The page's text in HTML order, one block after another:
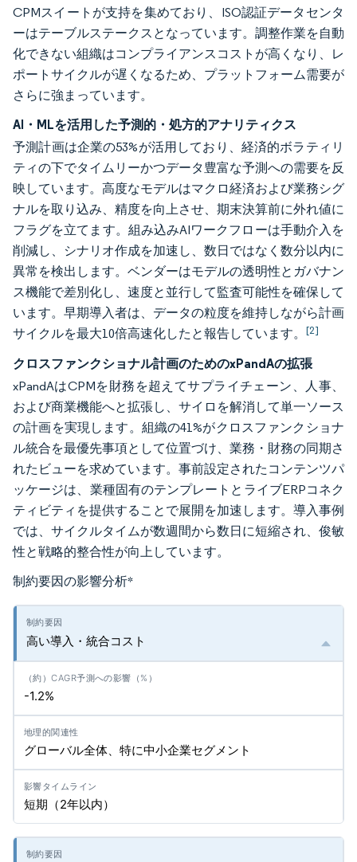
CPMスイートが支持を集めており、ISO認証データセンタ
ーはテーブルステークスとなっています。調整作業を自動
化できない組織はコンプライアンスコストが高くなり、レ
ポートサイクルが遅くなるため、プラットフォーム需要が
さらに強まっています。
AI・MLを活用した予測的・処方的アナリティクス
予測計画は企業の53%が活用しており、経済的ボラティリ
ティの下でタイムリーかつデータ豊富な予測への需要を反
映しています。高度なモデルはマクロ経済および業務シグ
ナルを取り込み、精度を向上させ、期末決算前に外れ値に
フラグを立てます。組み込みAIワークフローは手動介入を
削減し、シナリオ作成を加速し、数日ではなく数分以内に
異常を検出します。ベンダーはモデルの透明性とガバナン
ス機能で差別化し、速度と並行して監査可能性を確保して
います。早期導入者は、データの粒度を維持しながら計画
サイクルを最大10倍高速化したと報告しています。 [2]
クロスファンクショナル計画のためのxPandAの拡張
xPandAはCPMを財務を超えてサプライチェーン、人事、
および商業機能へと拡張し、サイロを解消して単一ソース
の計画を実現します。組織の41%がクロスファンクショナ
ル統合を最優先事項として位置づけ、業務・財務の同期さ
れたビューを求めています。事前設定されたコンテンツパ
ッケージは、業種固有のテンプレートとライブERPコネク
ティビティを提供することで展開を加速します。導入事例
では、サイクルタイムが数週間から数日に短縮され、俊敏
性と戦略的整合性が向上しています。
制約要因の影響分析*
高い導入・統合コスト
-1.2%
グローバル全体、特に中小企業セグメント
短期（2年以内）